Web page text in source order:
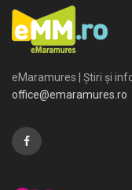
eMaramures | Știri și
office@emaramures.ro